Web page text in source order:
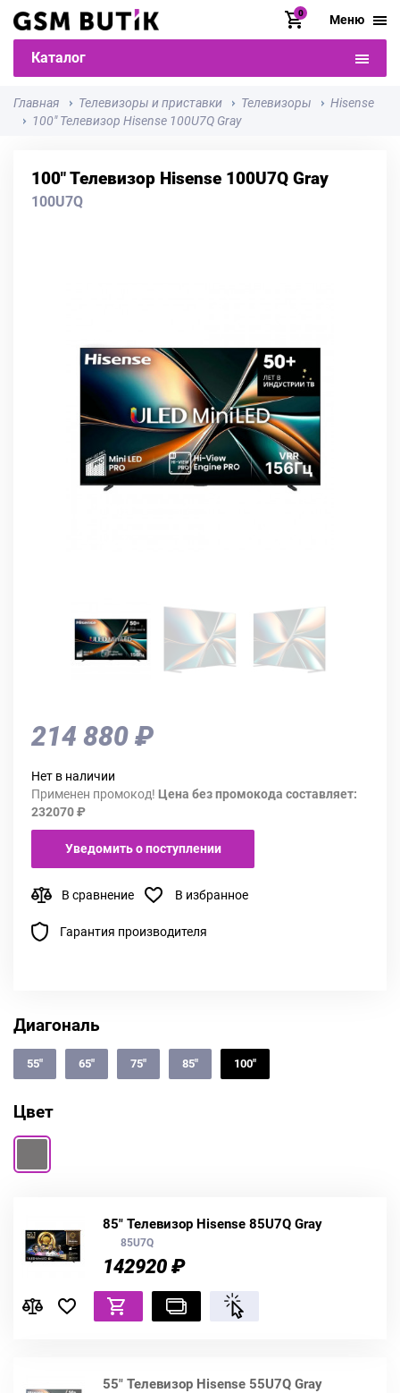
0 Меню
Каталог
Главная Телевизоры и приставки Телевизоры
Hisense
100" Телевизор Hisense 100U7Q Gray
100" Телевизор Hisense 100U7Q Gray
100U7Q
214 880 ₽
Нет в наличии
Применен промокод! Цена без промокода составляет:
232070 ₽
Уведомить о поступлении
В сравнение В избранное
Гарантия производителя
Диагональ
55" 65" 75" 85" 100"
Цвет
85" Телевизор Hisense 85U7Q Gray
85U7Q
142920 ₽
55" Телевизор Hisense 55U7Q Gray